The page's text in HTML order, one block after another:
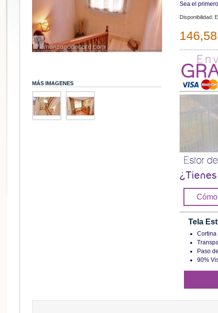
Sea el
Disponibilidad:
Estor
Tela
Cortina
Paso
90%
MÁS IMAGENES